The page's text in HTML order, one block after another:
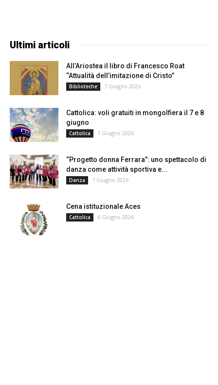
Ultimi articoli
All’Ariostea il libro di Francesco Roat
“Attualità dell’imitazione di Cristo”
Biblioteche 7 Giugno 2026
Cattolica: voli gratuiti in mongolfiera il 7 e 8
giugno
Cattolica 7 Giugno 2026
“Progetto donna Ferrara”: uno spettacolo di
danza come attività sportiva e...
Danza 7 Giugno 2026
Cena istituzionale Aces
Cattolica 6 Giugno 2026